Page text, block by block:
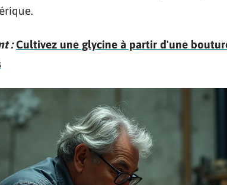
: Cultivez une glycine à partir d'une